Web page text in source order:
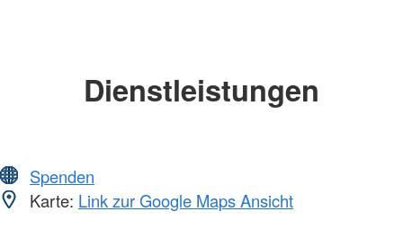
Dienstleistungen
Spenden
Karte: Link zur Google Maps Ansicht